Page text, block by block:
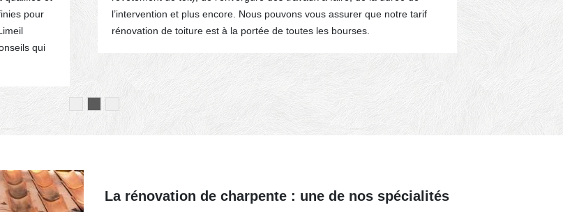
pour
qui
l’intervention et plus encore. Nous pouvons vous assurer que notre tarif
rénovation de toiture est à la portée de toutes les bourses.
pouvons
arrondie ou
La rénovation de charpente : une de nos spécialités